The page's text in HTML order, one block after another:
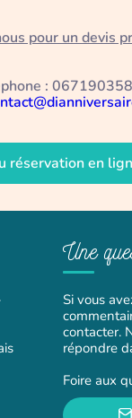
pour un devis
:
réservation en
Une
Si vous
contacter.
répondre
Foire aux